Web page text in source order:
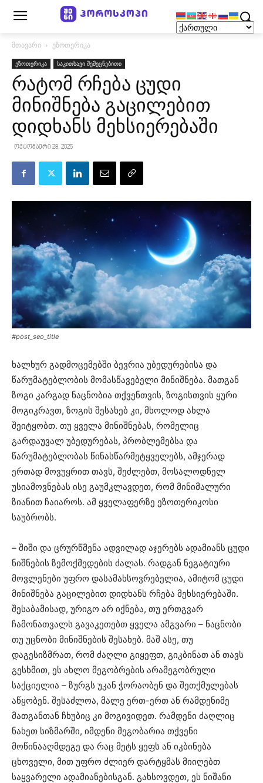
მთავარი ეზოთერიკა
ეზოთერიკა საკითხავი შემეცნებითი
რატომ რჩება ცუდი
მინიშნება გაცილებით
დიდხანს მეხსიერებაში
ოქტომბერი 28, 2025
#post_seo_title
ხალხურ გადმოცემებში ბევრია უბედურებისა და
წარუმატებლობის მომასწავებელი მინიშნება. მათგან
ზოგი კარგად ნაცნობია თქვენთვის, ზოგისთვის ყური
მოგიკრავთ, ზოგის შესახებ კი, მხოლოდ ახლა
შეიტყობთ. თუ ყველა მინიშნებას, რომელიც
გარდაუვალ უბედურებას, პრობლემებსა და
წარუმატებლობას წინასწარმეტყველებს, ამჯერად
ერთად მოვუყრით თავს, შეძლებთ, მოსალოდნელ
უსიამოვნებას ისე გაუმკლავდეთ, რომ მინიმალური
ზიანით ჩაიაროს. ამ ყველაფერზე ეზოთერიკოსი
საუბრობს.
– შიში და ცრურწმენა ადვილად აჯერებს ადამიანს ცუდი
ნიშნების ზემოქმედების ძალას. რადგან ნეგატიური
მოვლენები უფრო დასამახსოვრებელია, ამიტომ ცუდი
მინიშნება გაცილებით დიდხანს რჩება მეხსიერებაში.
შესაბამისად, ურიგო არ იქნება, თუ ერთგვარ
ჩამონათვალს გავაკეთებთ ყველა ამგვარი – ნაცნობი
თუ უცნობი მინიშნების შესახებ. მაშ ასე, თუ
დაგესიზმრათ, რომ ძაღლი გიყეფთ, გიკბინათ ან თავს
გესხმით, ეს ახლო მეგობრების არამეგობრული
საქციელია – ზურგს უკან ჭორაობენ და შეთქმულებას
აწყობენ. შესაძლოა, მალე ერთ-ერთ ან რამდენიმე
მათგანთან ჩხუბიც კი მოგივიდეთ. რამდენი ძაღლიც
ნახეთ სიზმარში, იმდენი მეგობარია თქვენი
მოწინააღმდეგე და რაც მეტს ყეფს ან იკბინება
ცხოველი, მით უფრო ძლიერ დარტყმას მიიღებთ
საყვარელი ადამიანებისგან. გახსოვდეთ, ეს ნიშანი